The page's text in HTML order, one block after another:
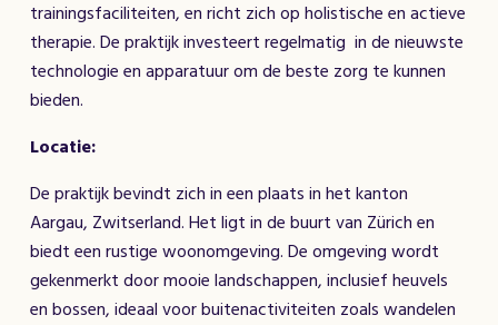
trainingsfaciliteiten, en richt zich op holistische en actieve
therapie. De praktijk investeert regelmatig in de nieuwste
technologie en apparatuur om de beste zorg te kunnen
bieden.
Locatie:
De praktijk bevindt zich in een plaats in het kanton
Aargau, Zwitserland. Het ligt in de buurt van Zürich en
biedt een rustige woonomgeving. De omgeving wordt
gekenmerkt door mooie landschappen, inclusief heuvels
en bossen, ideaal voor buitenactiviteiten zoals wandelen